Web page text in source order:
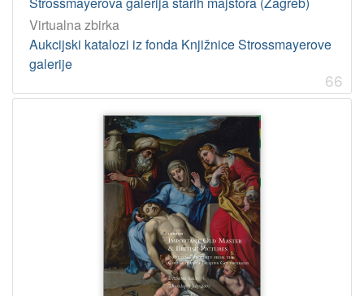
Virtualna zbirka
Aukcijski katalozi iz fonda Knjižnice Strossmayerove
galerije
66